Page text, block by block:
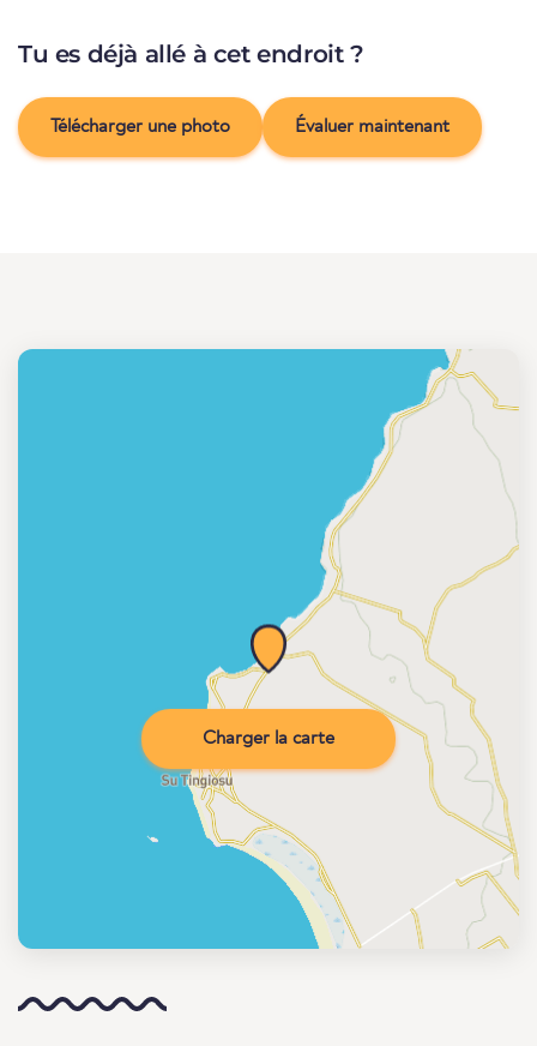
Tu es déjà allé à cet endroit ?
Télécharger une photo Évaluer maintenant
Charger la carte